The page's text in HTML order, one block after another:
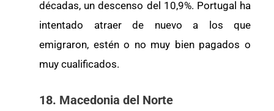
décadas, un descenso del 10,9%. Portugal ha
intentado atraer de nuevo a los que
emigraron, estén o no muy bien pagados o
muy cualificados.
18. Macedonia del Norte